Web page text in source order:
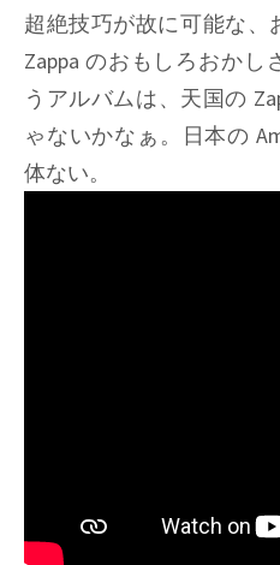
超絶技巧が故に可能な、
Zappa のおもしろおか
うアルバムは、天国の
ゃないかなぁ。日本の
体ない。